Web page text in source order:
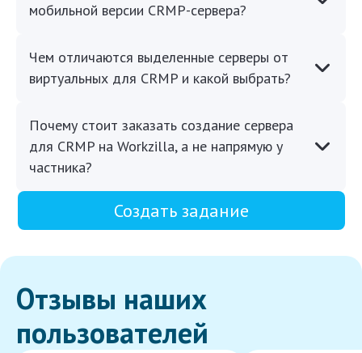
мобильной версии CRMP-сервера?
Чем отличаются выделенные серверы от
виртуальных для CRMP и какой выбрать?
Почему стоит заказать создание сервера
для CRMP на Workzilla, а не напрямую у
частника?
Создать задание
Отзывы наших
пользователей